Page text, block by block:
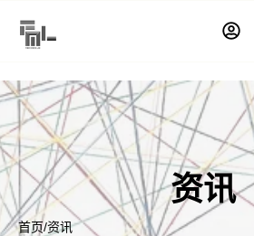
首页
资讯
项目
展览
资讯
首页/资讯